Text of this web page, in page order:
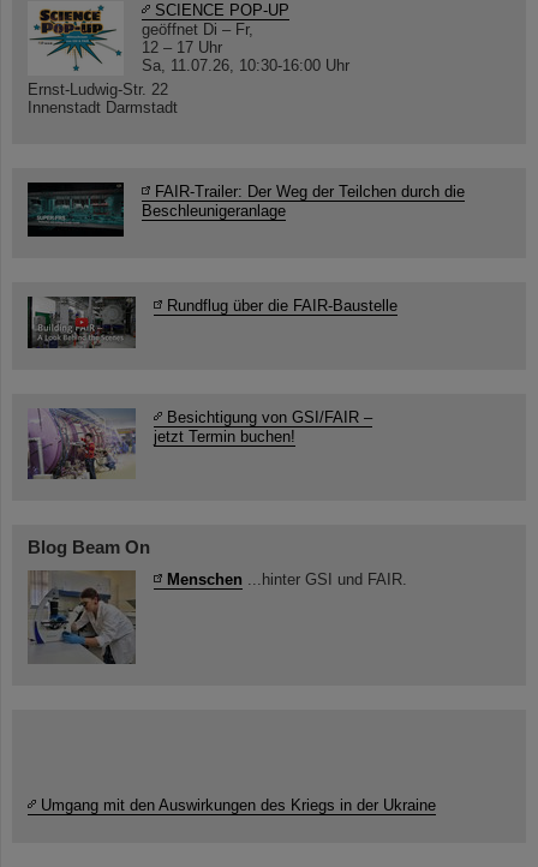
SCIENCE POP-UP
geöffnet Di – Fr,
12 – 17 Uhr
Sa, 11.07.26, 10:30-16:00 Uhr
Ernst-Ludwig-Str. 22
Innenstadt Darmstadt
FAIR-Trailer: Der Weg der Teilchen durch die
Beschleunigeranlage
Rundflug über die FAIR-Baustelle
Besichtigung von GSI/FAIR –
jetzt Termin buchen!
Blog Beam On
Menschen ...hinter GSI und FAIR.
Umgang mit den Auswirkungen des Kriegs in der Ukraine